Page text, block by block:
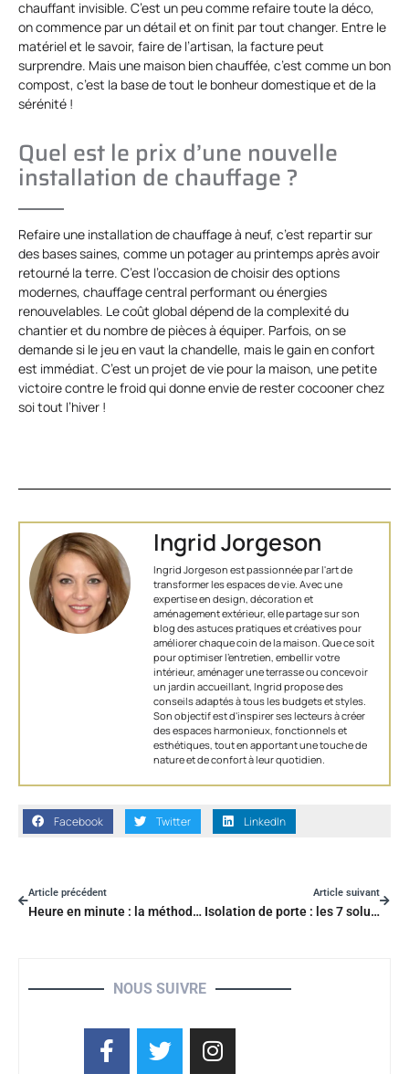
chauffant invisible. C’est un peu comme refaire toute la déco,
on commence par un détail et on finit par tout changer. Entre le
matériel et le savoir, faire de l’artisan, la facture peut
surprendre. Mais une maison bien chauffée, c’est comme un bon
compost, c’est la base de tout le bonheur domestique et de la
sérénité !
Quel est le prix d’une nouvelle
installation de chauffage ?
Refaire une installation de chauffage à neuf, c’est repartir sur
des bases saines, comme un potager au printemps après avoir
retourné la terre. C’est l’occasion de choisir des options
modernes, chauffage central performant ou énergies
renouvelables. Le coût global dépend de la complexité du
chantier et du nombre de pièces à équiper. Parfois, on se
demande si le jeu en vaut la chandelle, mais le gain en confort
est immédiat. C’est un projet de vie pour la maison, une petite
victoire contre le froid qui donne envie de rester cocooner chez
soi tout l’hiver !
Ingrid Jorgeson
Ingrid Jorgeson est passionnée par l'art de
transformer les espaces de vie. Avec une
expertise en design, décoration et
aménagement extérieur, elle partage sur son
blog des astuces pratiques et créatives pour
améliorer chaque coin de la maison. Que ce soit
pour optimiser l’entretien, embellir votre
intérieur, aménager une terrasse ou concevoir
un jardin accueillant, Ingrid propose des
conseils adaptés à tous les budgets et styles.
Son objectif est d'inspirer ses lecteurs à créer
des espaces harmonieux, fonctionnels et
esthétiques, tout en apportant une touche de
nature et de confort à leur quotidien.
Facebook Twitter LinkedIn
Article précédent
Heure en minute : la méthode simple pour calculer vos durées exactes
Article suivant
Isolation de porte : les 7 solutions pour stopper le froid
NOUS SUIVRE